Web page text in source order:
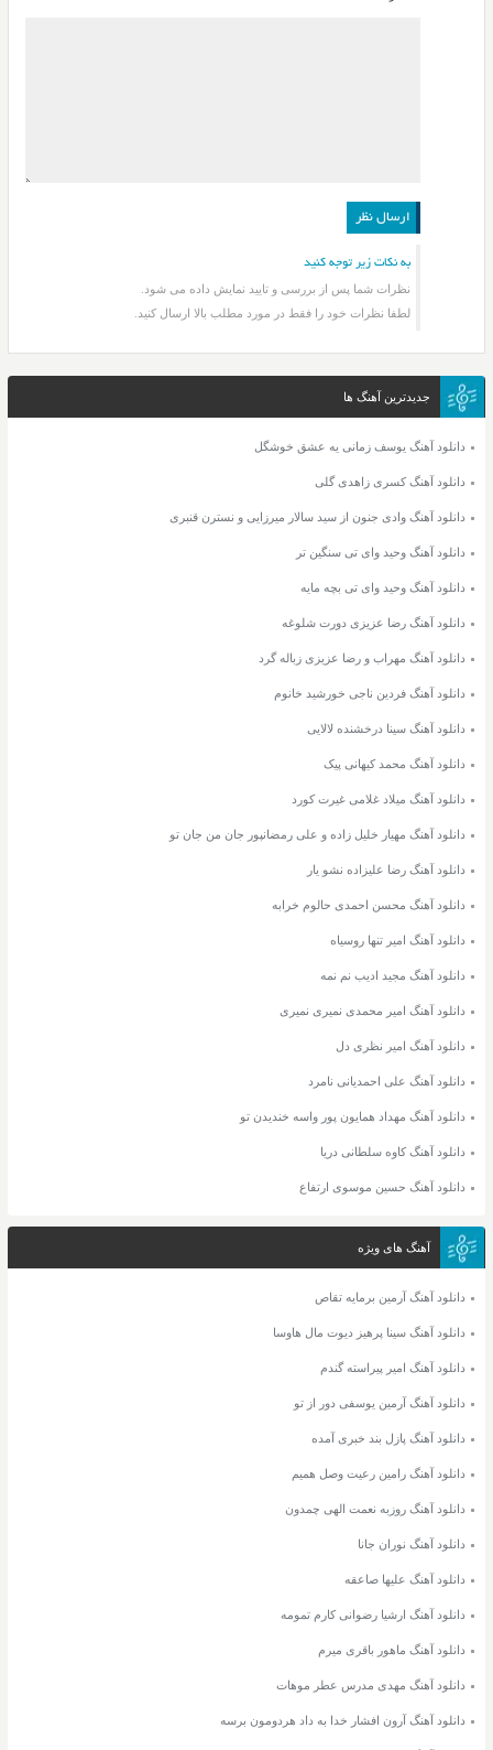
به نکات زیر توجه کنید
نظرات شما پس از بررسی و تایید نمایش داده می شود.
لطفا نظرات خود را فقط در مورد مطلب بالا ارسال کنید.
جدیدترین آهنگ ها
دانلود آهنگ یوسف زمانی یه عشق خوشگل
دانلود آهنگ کسری زاهدی گلی
دانلود آهنگ وادی جنون از سید سالار میرزایی و نسترن قنبری
دانلود آهنگ وحید وای تی سنگین تر
دانلود آهنگ وحید وای تی بچه مایه
دانلود آهنگ رضا عزیزی دورت شلوغه
دانلود آهنگ مهراب و رضا عزیزی زباله گرد
دانلود آهنگ فردین ناجی خورشید خانوم
دانلود آهنگ سینا درخشنده لالایی
دانلود آهنگ محمد کیهانی پیک
دانلود آهنگ میلاد غلامی غیرت کورد
دانلود آهنگ مهیار خلیل زاده و علی رمضانپور جان من جان تو
دانلود آهنگ رضا علیزاده نشو یار
دانلود آهنگ محسن احمدی حالوم خرابه
دانلود آهنگ امیر تنها روسیاه
دانلود آهنگ مجید ادیب نم نمه
دانلود آهنگ امیر محمدی نمیری نمیری
دانلود آهنگ امیر نظری دل
دانلود آهنگ علی احمدیانی نامرد
دانلود آهنگ مهداد همایون پور واسه خندیدن تو
دانلود آهنگ کاوه سلطانی دریا
دانلود آهنگ حسین موسوی ارتفاع
آهنگ های ویژه
دانلود آهنگ آرمین برمایه تقاص
دانلود آهنگ سینا پرهیز دیوت مال هاوسا
دانلود آهنگ امیر پیراسته گندم
دانلود آهنگ آرمین یوسفی دور از تو
دانلود آهنگ پازل بند خبری آمده
دانلود آهنگ رامین رعیت وصل همیم
دانلود آهنگ روزبه نعمت الهی چمدون
دانلود آهنگ نوران جانا
دانلود آهنگ علیها صاعقه
دانلود آهنگ ارشیا رضوانی کارم تمومه
دانلود آهنگ ماهور باقری میرم
دانلود آهنگ مهدی مدرس عطر موهات
دانلود آهنگ آرون افشار خدا به داد هردومون برسه